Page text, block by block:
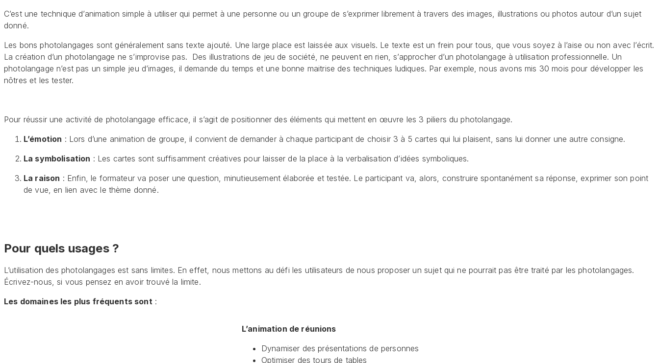
C’est une technique d’animation simple à utiliser qui permet à une personne ou un groupe de s’exprimer librement à travers des images, illustrations ou photos autour d’un sujet
donné.
Les bons photolangages sont généralement sans texte ajouté. Une large place est laissée aux visuels. Le texte est un frein pour tous, que vous soyez à l’aise ou non avec l’écrit.
La création d’un photolangage ne s’improvise pas. Des illustrations de jeu de société, ne peuvent en rien, s’approcher d’un photolangage à utilisation professionnelle. Un
photolangage n’est pas un simple jeu d’images, il demande du temps et une bonne maitrise des techniques ludiques. Par exemple, nous avons mis 30 mois pour développer les
nôtres et les tester.
Pour réussir une activité de photolangage efficace, il s’agit de positionner des éléments qui mettent en œuvre les 3 piliers du photolangage.
L’émotion : Lors d’une animation de groupe, il convient de demander à chaque participant de choisir 3 à 5 cartes qui lui plaisent, sans lui donner une autre consigne.
La symbolisation : Les cartes sont suffisamment créatives pour laisser de la place à la verbalisation d’idées symboliques.
La raison : Enfin, le formateur va poser une question, minutieusement élaborée et testée. Le participant va, alors, construire spontanément sa réponse, exprimer son point
de vue, en lien avec le thème donné.
Pour quels usages ?
L’utilisation des photolangages est sans limites. En effet, nous mettons au défi les utilisateurs de nous proposer un sujet qui ne pourrait pas être traité par les photolangages.
Écrivez-nous, si vous pensez en avoir trouvé la limite.
Les domaines les plus fréquents sont :
L’animation de réunions
Dynamiser des présentations de personnes
Optimiser des tours de tables